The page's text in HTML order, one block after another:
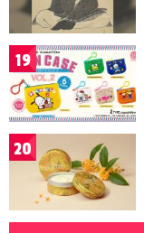
19
20